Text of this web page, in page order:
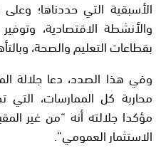
الأسبقية التي حددناها؛
والأنشطة الاقتصادية،
بقطاعات التعليم والصحة،
وفي هذا الصدد، دعا جلالة
محاربة كل الممارسات، التي
مؤكدا جلالته أنه “من غير
الاستثمار العمومي”.